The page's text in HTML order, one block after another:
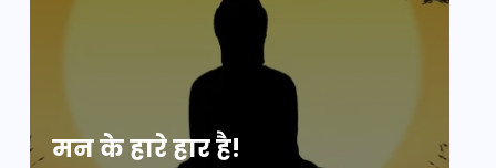
मन के हारे हार है!